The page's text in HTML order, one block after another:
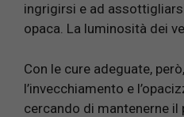
ingrigirsi e ad
opaca. La luminosità dei
Con le cure adeguate,
l’invecchiamento e
cercando di mantenerne il